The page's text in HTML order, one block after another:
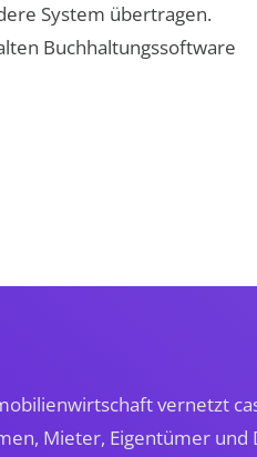
System übertragen.
Buchhaltungssoftware
vernetzt
Mieter, Eigentümer und